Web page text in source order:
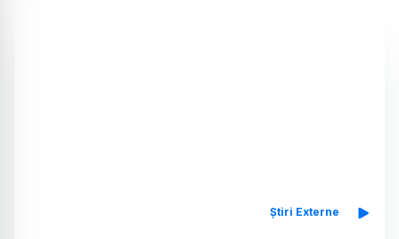
Știri Externe